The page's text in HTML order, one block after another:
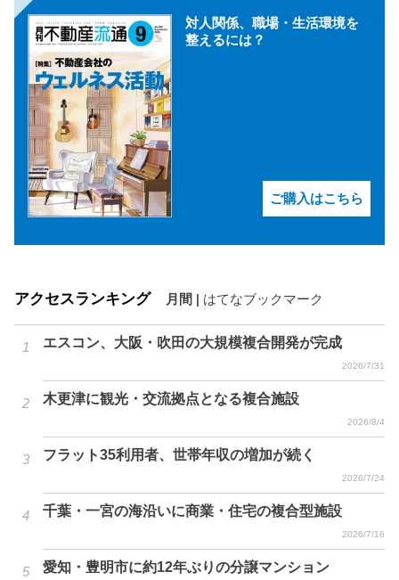
対人関係、職場・生活環境を
整えるには？
ご購入はこちら
アクセスランキング 月間 はてなブックマーク
エスコン、大阪・吹田の大規模複合開発が完成
2026/7/31
木更津に観光・交流拠点となる複合施設
2026/8/4
フラット35利用者、世帯年収の増加が続く
2026/7/24
千葉・一宮の海沿いに商業・住宅の複合型施設
2026/7/16
愛知・豊明市に約12年ぶりの分譲マンション